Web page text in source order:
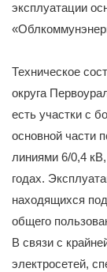
эксплуатации
Техническое
округа
есть участки с
основной части
линиями 6/0,4
годах.
находящихся
общего
В связи с
электросетей,